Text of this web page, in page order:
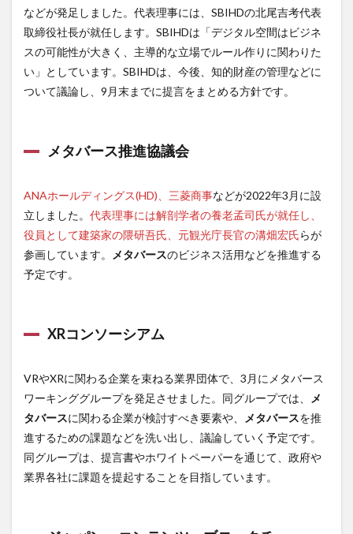
などが発足しました。代表理事には、SBIHDの北尾吉考代表
取締役社長が就任します。SBIHDは「デジタル空間はビジネ
スの可能性が大きく、主導的な立場でルール作りに関わりた
い」としています。SBIHDは、今後、知的財産の管理などに
ついて議論し、9月末までに提言をまとめる方針です。
メタバース推進協議会
ANAホールディングス(HD)、三菱商事などが2022年3月に設
立しました。 代表理事には解剖学者の養老孟司氏が就任し、
役員として建築家の隈研吾氏、元観光庁長官の溝畑宏氏らが
参画しています。
メタバースのビジネス活用などを推進する
予定です。
XRコンソーシアム
VRやXRに関わる企業を束ねる業界団体で、3月にメタバース
ワーキンググループを発足させました。同グループでは、
メ
タバースに関わる企業が検討すべき要素や、 メタバースを推
進するための課題などを洗い出し、議論していく予定です。
同グループは、提言書やホワイトペーパーを通じて、政府や
業界各社に課題を提起することを目指しています。